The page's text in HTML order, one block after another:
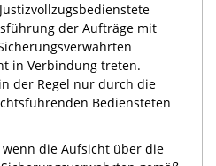
der Aufträge mit
in Verbindung treten.
der Regel nur durch die
Bediensteten
die Aufsicht über die